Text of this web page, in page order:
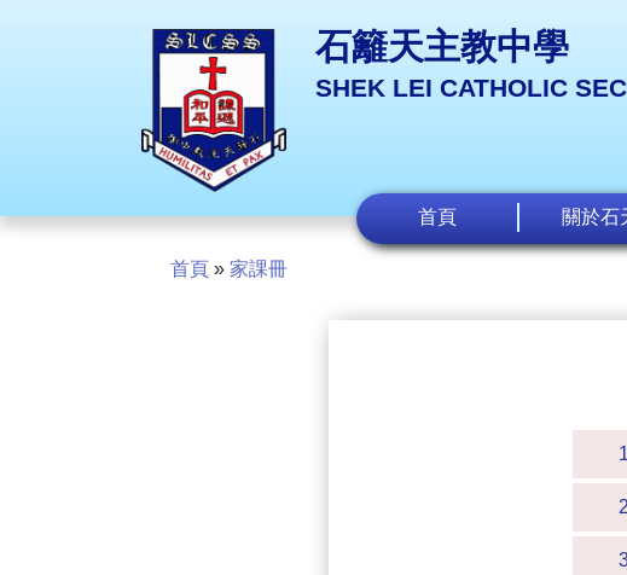
石籬天主教中學
SHEK LEI CATHOLIC
首頁 關於石
首頁 » 家課冊